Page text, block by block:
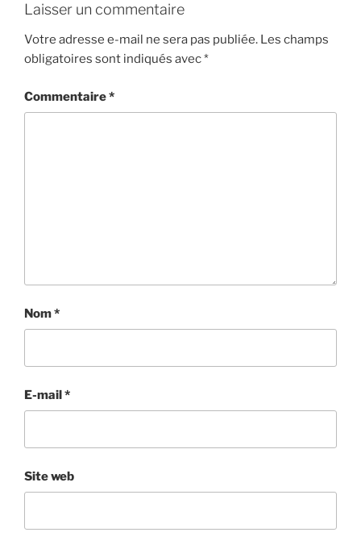
Laisser un commentaire
Votre adresse e-mail ne sera pas publiée. Les champs
obligatoires sont indiqués avec*
Commentaire*
Nom*
E-mail*
Site web